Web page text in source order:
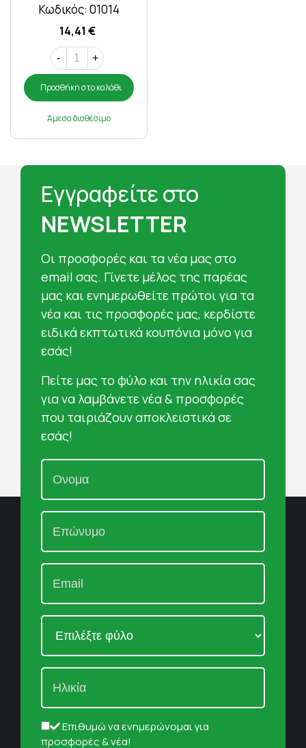
Κωδικός: 01014
14,41 €
- +
Προσθήκη στο καλάθι
Άμεσα διαθέσιμο
Εγγραφείτε στο
NEWSLETTER
Oι προσφορές και τα νέα μας στο
email σας. Γίνετε μέλος της παρέας
μας και ενημερωθείτε πρώτοι για τα
νέα και τις προσφορές μας, κερδίστε
ειδικά εκπτωτικά κουπόνια μόνο για
εσάς!
Πείτε μας το φύλο και την ηλικία σας
για να λαμβάνετε νέα & προσφορές
που ταιριάζουν αποκλειστικά σε
εσάς!
Επιθυμώ να ενημερώνομαι για
προσφορές & νέα!